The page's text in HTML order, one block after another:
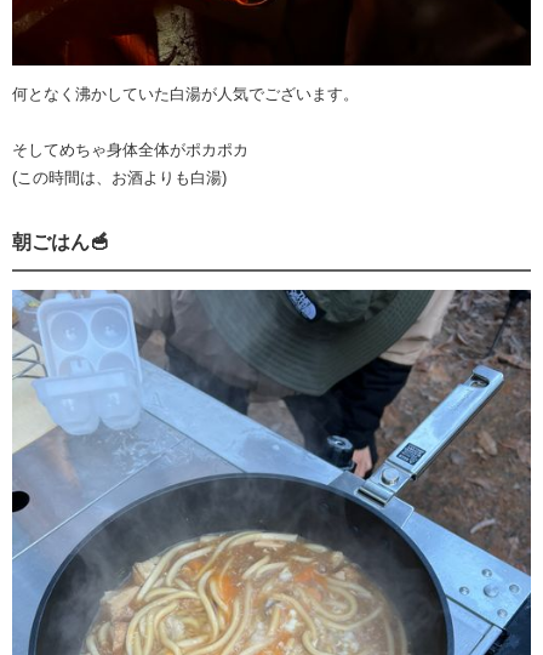
何となく沸かしていた白湯が人気でございます。
そしてめちゃ身体全体がポカポカ
(この時間は、お酒よりも白湯)
朝ごはん🥣